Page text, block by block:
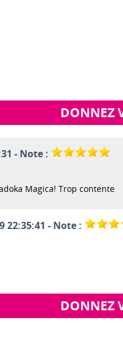
DONNEZ
- Note :
Magica! Trop contente
22:35:41 - Note :
DONNEZ